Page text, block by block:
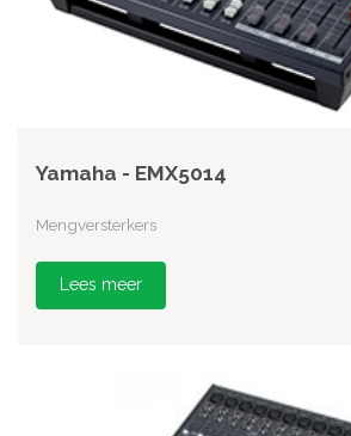
Yamaha - EMX5014
Mengversterkers
Lees meer